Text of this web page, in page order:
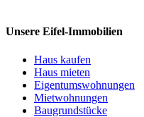
Unsere Eifel-Immobilien
Haus kaufen
Haus mieten
Eigentumswohnungen
Mietwohnungen
Baugrundstücke